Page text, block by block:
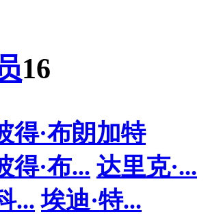
16
得·布朗加特
得·布... 达里克·...
... 埃迪·特...